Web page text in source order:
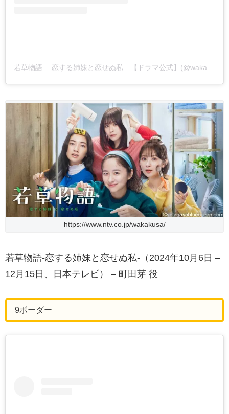
https://www.ntv.co.jp/wakakusa/
若草物語-恋する姉妹と恋せぬ私-（2024年10月6日 –
12月15日、日本テレビ） – 町田芽 役
9ボーダー